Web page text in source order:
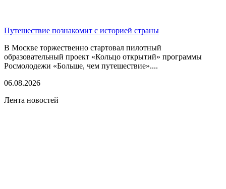
Путешествие познакомит с историей страны
В Москве торжественно стартовал пилотный
образовательный проект «Кольцо открытий» программы
Росмолодежи «Больше, чем путешествие»....
06.08.2026
Лента новостей